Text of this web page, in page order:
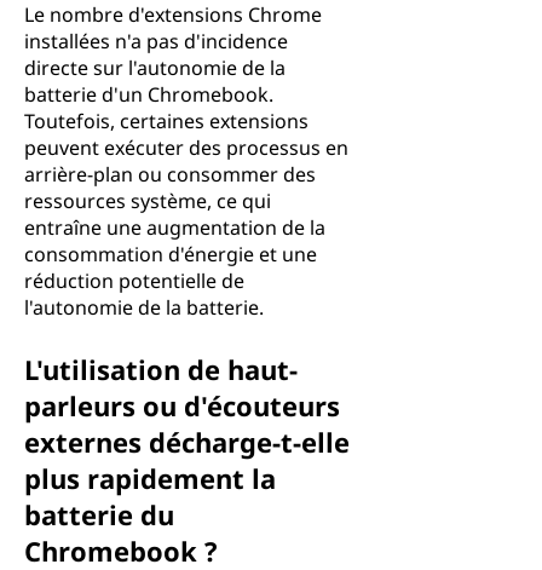
Le nombre d'extensions Chrome
installées n'a pas d'incidence
directe sur l'autonomie de la
batterie d'un Chromebook.
Toutefois, certaines extensions
peuvent exécuter des processus en
arrière-plan ou consommer des
ressources système, ce qui
entraîne une augmentation de la
consommation d'énergie et une
réduction potentielle de
l'autonomie de la batterie.
L'utilisation de haut-
parleurs ou d'écouteurs
externes décharge-t-elle
plus rapidement la
batterie du
Chromebook ?